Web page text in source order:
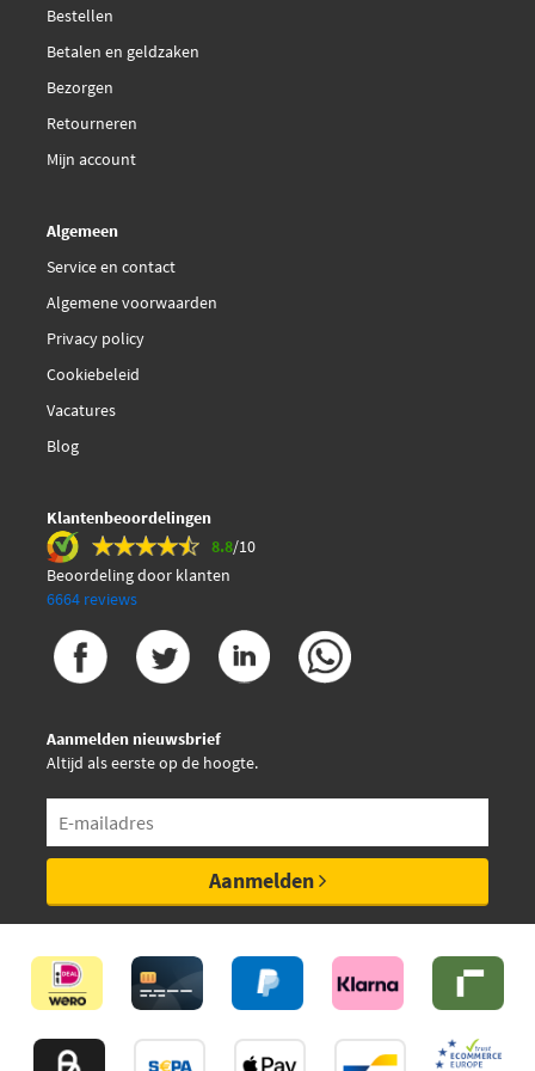
Bestellen
Betalen en geldzaken
Bezorgen
Retourneren
Mijn account
Algemeen
Service en contact
Algemene voorwaarden
Privacy policy
Cookiebeleid
Vacatures
Blog
Klantenbeoordelingen
8.8/10
Beoordeling door klanten
6664 reviews
Aanmelden nieuwsbrief
Altijd als eerste op de hoogte.
Aanmelden